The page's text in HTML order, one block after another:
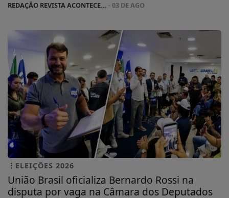
REDAÇÃO REVISTA ACONTECE... - 03 DE AGO
ELEIÇÕES 2026
União Brasil oficializa Bernardo Rossi na
disputa por vaga na Câmara dos Deputados